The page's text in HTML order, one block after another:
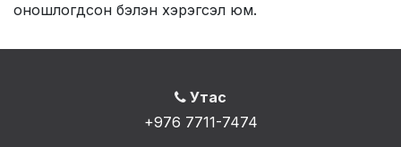
оношлогдсон бэлэн хэрэгсэл юм.
Утас
+976 7711-7474